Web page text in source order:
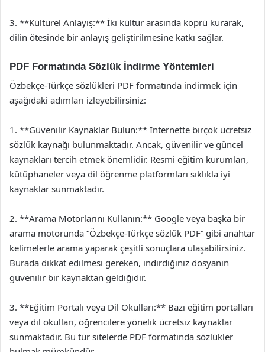
3. **Kültürel Anlayış:** İki kültür arasında köprü kurarak,
dilin ötesinde bir anlayış geliştirilmesine katkı sağlar.
PDF Formatında Sözlük İndirme Yöntemleri
Özbekçe-Türkçe sözlükleri PDF formatında indirmek için
aşağıdaki adımları izleyebilirsiniz:
1. **Güvenilir Kaynaklar Bulun:** İnternette birçok ücretsiz
sözlük kaynağı bulunmaktadır. Ancak, güvenilir ve güncel
kaynakları tercih etmek önemlidir. Resmi eğitim kurumları,
kütüphaneler veya dil öğrenme platformları sıklıkla iyi
kaynaklar sunmaktadır.
2. **Arama Motorlarını Kullanın:** Google veya başka bir
arama motorunda “Özbekçe-Türkçe sözlük PDF” gibi anahtar
kelimelerle arama yaparak çeşitli sonuçlara ulaşabilirsiniz.
Burada dikkat edilmesi gereken, indirdiğiniz dosyanın
güvenilir bir kaynaktan geldiğidir.
3. **Eğitim Portalı veya Dil Okulları:** Bazı eğitim portalları
veya dil okulları, öğrencilere yönelik ücretsiz kaynaklar
sunmaktadır. Bu tür sitelerde PDF formatında sözlükler